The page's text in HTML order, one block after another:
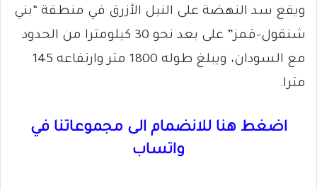
ويقع سد النهضة على النيل الأزرق في منطقة “بني
شنقول-قمز” على بعد نحو 30 كيلومترا من الحدود
مع السودان، ويبلغ طوله 1800 متر وارتفاعه 145
مترا.
اضغط هنا للانضمام الى مجموعاتنا في
واتساب